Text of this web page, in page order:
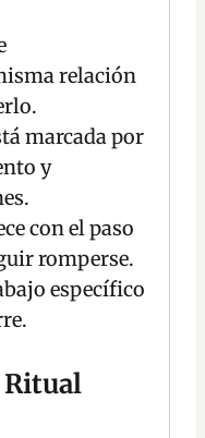
relación
marcada por
y
con el paso
romperse.
específico